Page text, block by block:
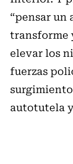
“pensar un
transforme
elevar los
fuerzas
autotutela